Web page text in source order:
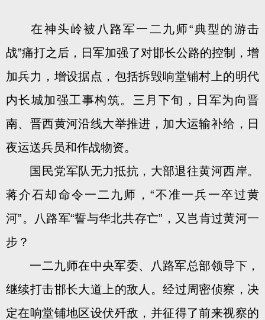
在神头岭被八路军一二九师“典型的游击
战”痛打之后，日军加强了对邯长公路的控制，增
加兵力，增设据点，包括拆毁响堂铺村上的明代
内长城加强工事构筑。三月下旬，日军为向晋
南、晋西黄河沿线大举推进，加大运输补给，日
夜运送兵员和作战物资。
国民党军队无力抵抗，大部退往黄河西岸。
蒋介石却命令一二九师，“不准一兵一卒过黄
河”。八路军“誓与华北共存亡”，又岂肯过黄河一
步？
一二九师在中央军委、八路军总部领导下，
继续打击邯长大道上的敌人。经过周密侦察，决
定在响堂铺地区设伏歼敌，并征得了前来视察的